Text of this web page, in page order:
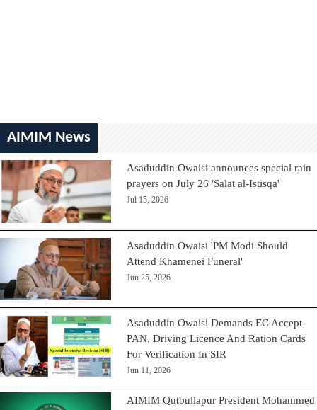
AIMIM News
Asaduddin Owaisi announces special rain
prayers on July 26 'Salat al-Istisqa'
Jul 15, 2026
Asaduddin Owaisi 'PM Modi Should
Attend Khamenei Funeral'
Jun 25, 2026
Asaduddin Owaisi Demands EC Accept
PAN, Driving Licence And Ration Cards
For Verification In SIR
Jun 11, 2026
AIMIM Qutbullapur President Mohammed